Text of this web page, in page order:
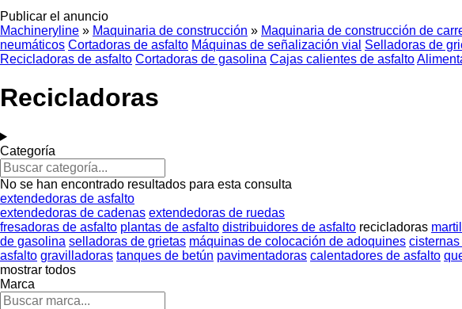
Publicar el anuncio
Machineryline » Maquinaria de construcción » Maquinaria de construcción de
neumáticos Cortadoras de asfalto Máquinas de señalización vial Selladoras de
Recicladoras de asfalto Cortadoras de gasolina Cajas calientes de asfalto
Recicladoras
Categoría
No se han encontrado resultados para esta consulta
extendedoras de asfalto
extendedoras de cadenas extendedoras de ruedas
fresadoras de asfalto plantas de asfalto distribuidores de asfalto recicladoras
de gasolina selladoras de grietas máquinas de colocación de adoquines
asfalto gravilladoras tanques de betún pavimentadoras calentadores de asfalto
mostrar todos
Marca